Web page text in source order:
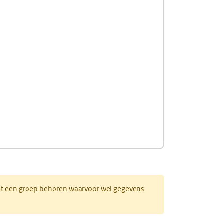
een groep behoren waarvoor wel gegevens